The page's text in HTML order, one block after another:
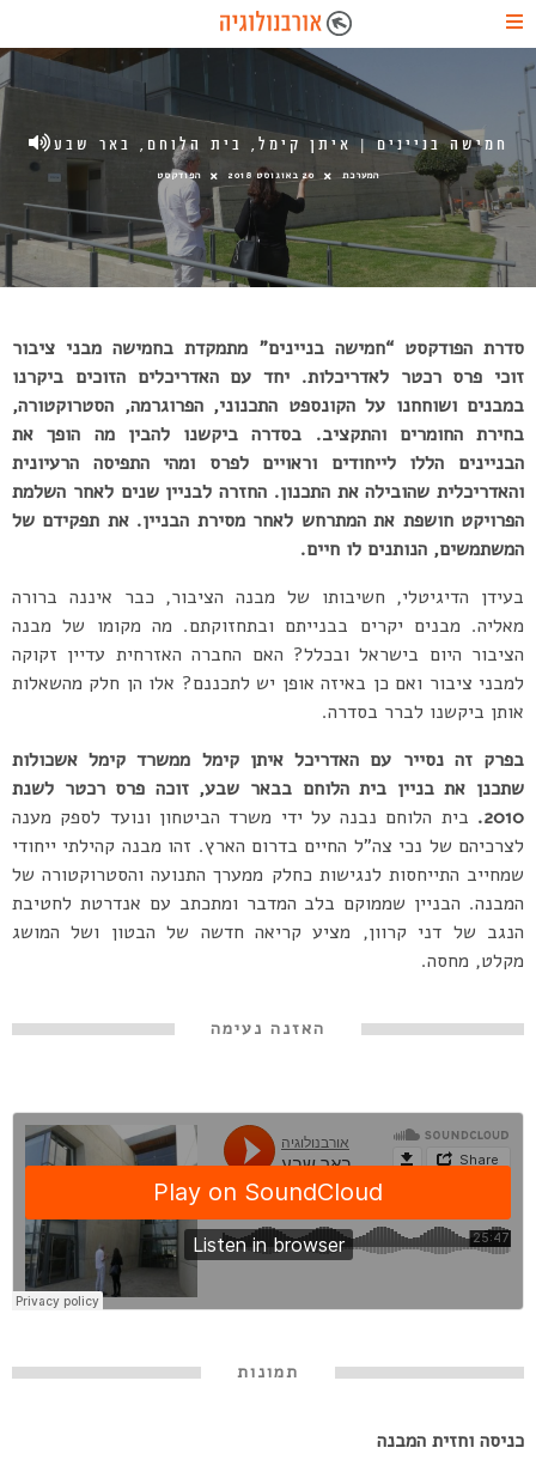
חמישה בניינים | איתן קימל, בית הלוחם, באר שבע
המערכת 20 באוגוסט 2018 הפודקסט
סדרת הפודקסט “חמישה בניינים” מתמקדת בחמישה מבני ציבור
זוכי פרס רכטר לאדריכלות. יחד עם האדריכלים הזוכים ביקרנו
במבנים ושוחחנו על הקונספט התכנוני, הפרוגרמה, הסטרוקטורה,
בחירת החומרים והתקציב. בסדרה ביקשנו להבין מה הופך את
הבניינים הללו לייחודים וראויים לפרס ומהי התפיסה הרעיונית
והאדריכלית שהובילה את התכנון. החזרה לבניין שנים לאחר השלמת
הפרויקט חושפת את המתרחש לאחר מסירת הבניין. את תפקידם של
המשתמשים, הנותנים לו חיים.
בעידן הדיגיטלי, חשיבותו של מבנה הציבור, כבר איננה ברורה
מאליה. מבנים יקרים בבנייתם ובתחזוקתם. מה מקומו של מבנה
הציבור היום בישראל ובכלל? האם החברה האזרחית עדיין זקוקה
למבני ציבור ואם כן באיזה אופן יש לתכננם? אלו הן חלק מהשאלות
אותן ביקשנו לברר בסדרה.
בפרק זה נסייר עם האדריכל איתן קימל ממשרד קימל אשכולות
שתכנן את בניין בית הלוחם בבאר שבע, זוכה פרס רכטר לשנת
2010.
בית הלוחם נבנה על ידי משרד הביטחון ונועד לספק מענה
לצרכיהם של נכי צה”ל החיים בדרום הארץ. זהו מבנה קהילתי ייחודי
שמחייב התייחסות לנגישות כחלק ממערך התנועה והסטרוקטורה של
המבנה. הבניין שממוקם בלב המדבר ומתכתב עם אנדרטת לחטיבת
הנגב של דני קרוון, מציע קריאה חדשה של הבטון ושל המושג
מקלט, מחסה.
האזנה נעימה
תמונות
כניסה וחזית המבנה